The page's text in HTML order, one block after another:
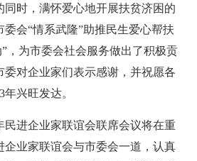
同时，满怀爱心地开展扶贫济困的
会“情系武隆”助推民生爱心帮扶
，为市委会社会服务做出了积极贡
委对企业家们表示感谢，并祝愿各
年兴旺发达。
民进企业家联谊会联席会议将在重
企业家联谊会与市委会一道，认真